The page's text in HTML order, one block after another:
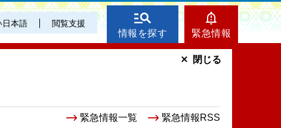
日本語 閲覧支援
情報を探す 緊急情報
緊急情報一覧 緊急情報RSS
閉じる